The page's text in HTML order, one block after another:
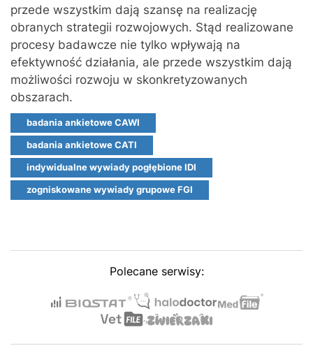
przede wszystkim dają szansę na realizację
obranych strategii rozwojowych. Stąd realizowane
procesy badawcze nie tylko wpływają na
efektywność działania, ale przede wszystkim dają
możliwości rozwoju w skonkretyzowanych
obszarach.
badania ankietowe CAWI
badania ankietowe CATI
indywidualne wywiady pogłębione IDI
zogniskowane wywiady grupowe FGI
Polecane serwisy: